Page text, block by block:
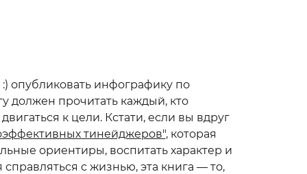
опубликовать инфографику по
должен прочитать каждый, кто
к цели. Кстати, если вы вдруг
тинейджеров", которая
ориентиры, воспитать характер и
с жизнью, эта книга — то,